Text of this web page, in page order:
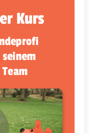
Kurs